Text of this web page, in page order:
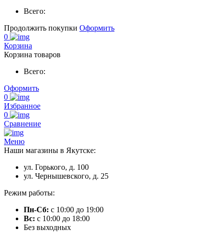
Всего:
Продолжить покупки Оформить
0
Корзина
Корзина товаров
Всего:
Оформить
0
Избранное
0
Сравнение
Меню
Наши магазины в Якутске:
ул. Горького, д. 100
ул. Чернышевского, д. 25
Режим работы:
Пн-Сб: с 10:00 до 19:00
Вс: с 10:00 до 18:00
Без выходных